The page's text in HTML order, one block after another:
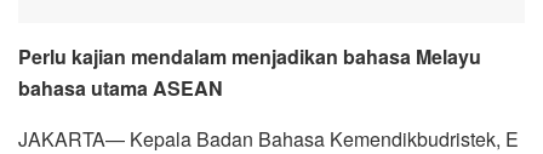
Perlu kajian mendalam menjadikan bahasa Melayu
bahasa utama ASEAN
JAKARTA— Kepala Badan Bahasa Kemendikbudristek, E